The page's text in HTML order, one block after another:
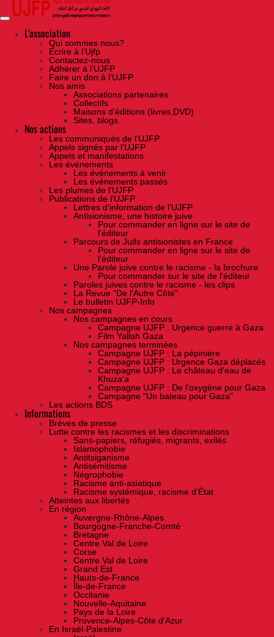
Skip
the
contentL'association
Qui sommes nous?
Ecrire à l’Ujfp
Contactez-nous
Adhérer à l’UJFP
Faire un don à l’UJFP
Nos amis
Associations partenaires
Collectifs
Maisons d’éditions (livres,DVD)
Sites, blogs
Nos actions
Les communiqués de l'UJFP
Appels signés par l'UJFP
Appels et manifestations
Les événements
Les événements à venir
Les événements passés
Les plumes de l'UJFP
Publications de l'UJFP
Lettres d'information de l'UJFP
Antisionisme, une histoire juive
Pour commander en ligne sur le site de
l'éditeur
Parcours de Juifs antisionistes en France
Pour commander en ligne sur le site de
l'éditeur
Une Parole juive contre le racisme - la brochure
Pour commander sur le site de l'éditeur
Paroles juives contre le racisme - les clips
La Revue "De l'Autre Côté"
Le bulletin UJFP-Info
Nos campagnes
Nos campagnes en cours
Campagne UJFP : Urgence guerre à Gaza
Film Yallah Gaza
Nos campagnes terminées
Campagne UJFP : La pépinière
Campagne UJFP : Urgence Gaza déplacés
Campagne UJFP : Le château d'eau de
Khuza'a
Campagne UJFP : De l'oxygène pour Gaza
Campagne "Un bateau pour Gaza"
Les actions BDS
Informations
Brèves de presse
Lutte contre les racismes et les discriminations
Sans-papiers, réfugiés, migrants, exilés
Islamophobie
Antitsiganisme
Antisémitisme
Négrophobie
Racisme anti-asiatique
Racisme systémique, racisme d'État
Atteintes aux libertés
En région
Auvergne-Rhône-Alpes
Bourgogne-Franche-Comté
Bretagne
Centre Val de Loire
Corse
Centre Val de Loire
Grand Est
Hauts-de-France
Île-de-France
Occitanie
Nouvelle-Aquitaine
Pays de la Loire
Provence-Alpes-Côte d'Azur
En Israël-Palestine